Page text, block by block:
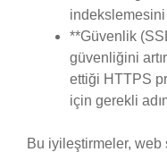
**Güvenlik
güvenliğini
ettiği HTTPS
için gerekli
Bu iyileştirmeler, web